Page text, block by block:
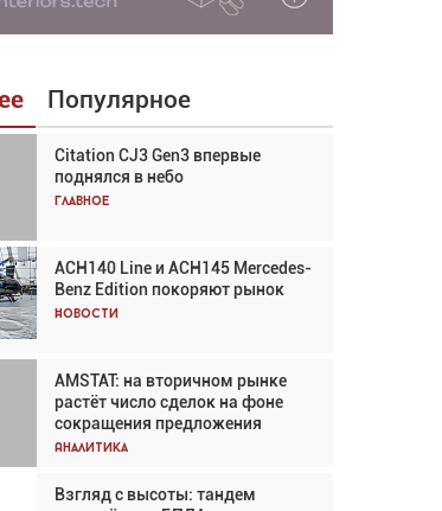
Популярное
Citation CJ3 Gen3 впервые
поднялся в небо
Главное
ACH140 Line и ACH145 Mercedes-
Benz Edition покоряют рынок
Новости
AMSTAT: на вторичном рынке
растёт число сделок на фоне
сокращения предложения
Аналитика
Взгляд с высоты: тандем
Взгляд с высоты: тандем
вертолётов и БПЛА в
спасательных операциях
Авиационный фотограф Дэйв
Кох: «Фотография говорит сама
за себя... а ИИ всё портит»
В городах чемпионата мира
наблюдался подъём, хотя
общий трафик снизился
Аналитика
Частный самолёт – это актив.